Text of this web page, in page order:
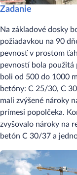
Zadanie
Na základové dosky
požiadavkou na 90
pevnosť v prostom
pevností bola použitá
boli od 500 do 1000
betóny: C 25/30, C
mali zvýšené nároky
prímesi popolčeka.
zvyšovalo nároky na
betón C 30/37 a